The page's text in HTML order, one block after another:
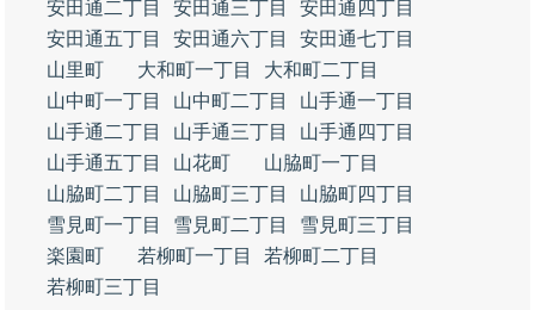
安田通二丁目
安田通三丁目
安田通四丁目
安田通五丁目
安田通六丁目
安田通七丁目
山里町
大和町一丁目
大和町二丁目
山中町一丁目
山中町二丁目
山手通一丁目
山手通二丁目
山手通三丁目
山手通四丁目
山手通五丁目
山花町
山脇町一丁目
山脇町二丁目
山脇町三丁目
山脇町四丁目
雪見町一丁目
雪見町二丁目
雪見町三丁目
楽園町
若柳町一丁目
若柳町二丁目
若柳町三丁目